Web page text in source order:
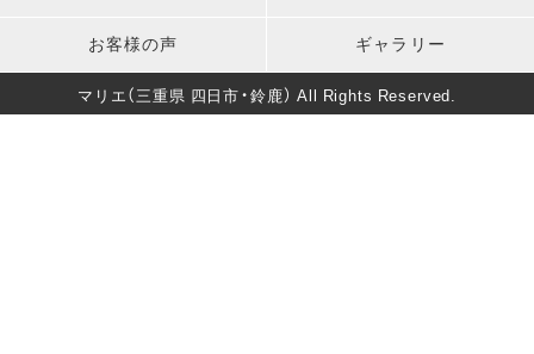
キッズ衣装 長寿のお祝い
葬儀・法要
バースデー マタニティフォト
お客様の声 ギャラリー
マリエ（三重県 四日市・鈴鹿） All Rights Reserved.